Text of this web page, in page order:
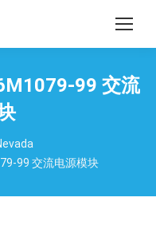
99 交流
99 交流电源模块